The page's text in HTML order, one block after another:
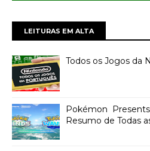
LEITURAS EM ALTA
Todos os Jogos da
Pokémon
Resumo de Todas